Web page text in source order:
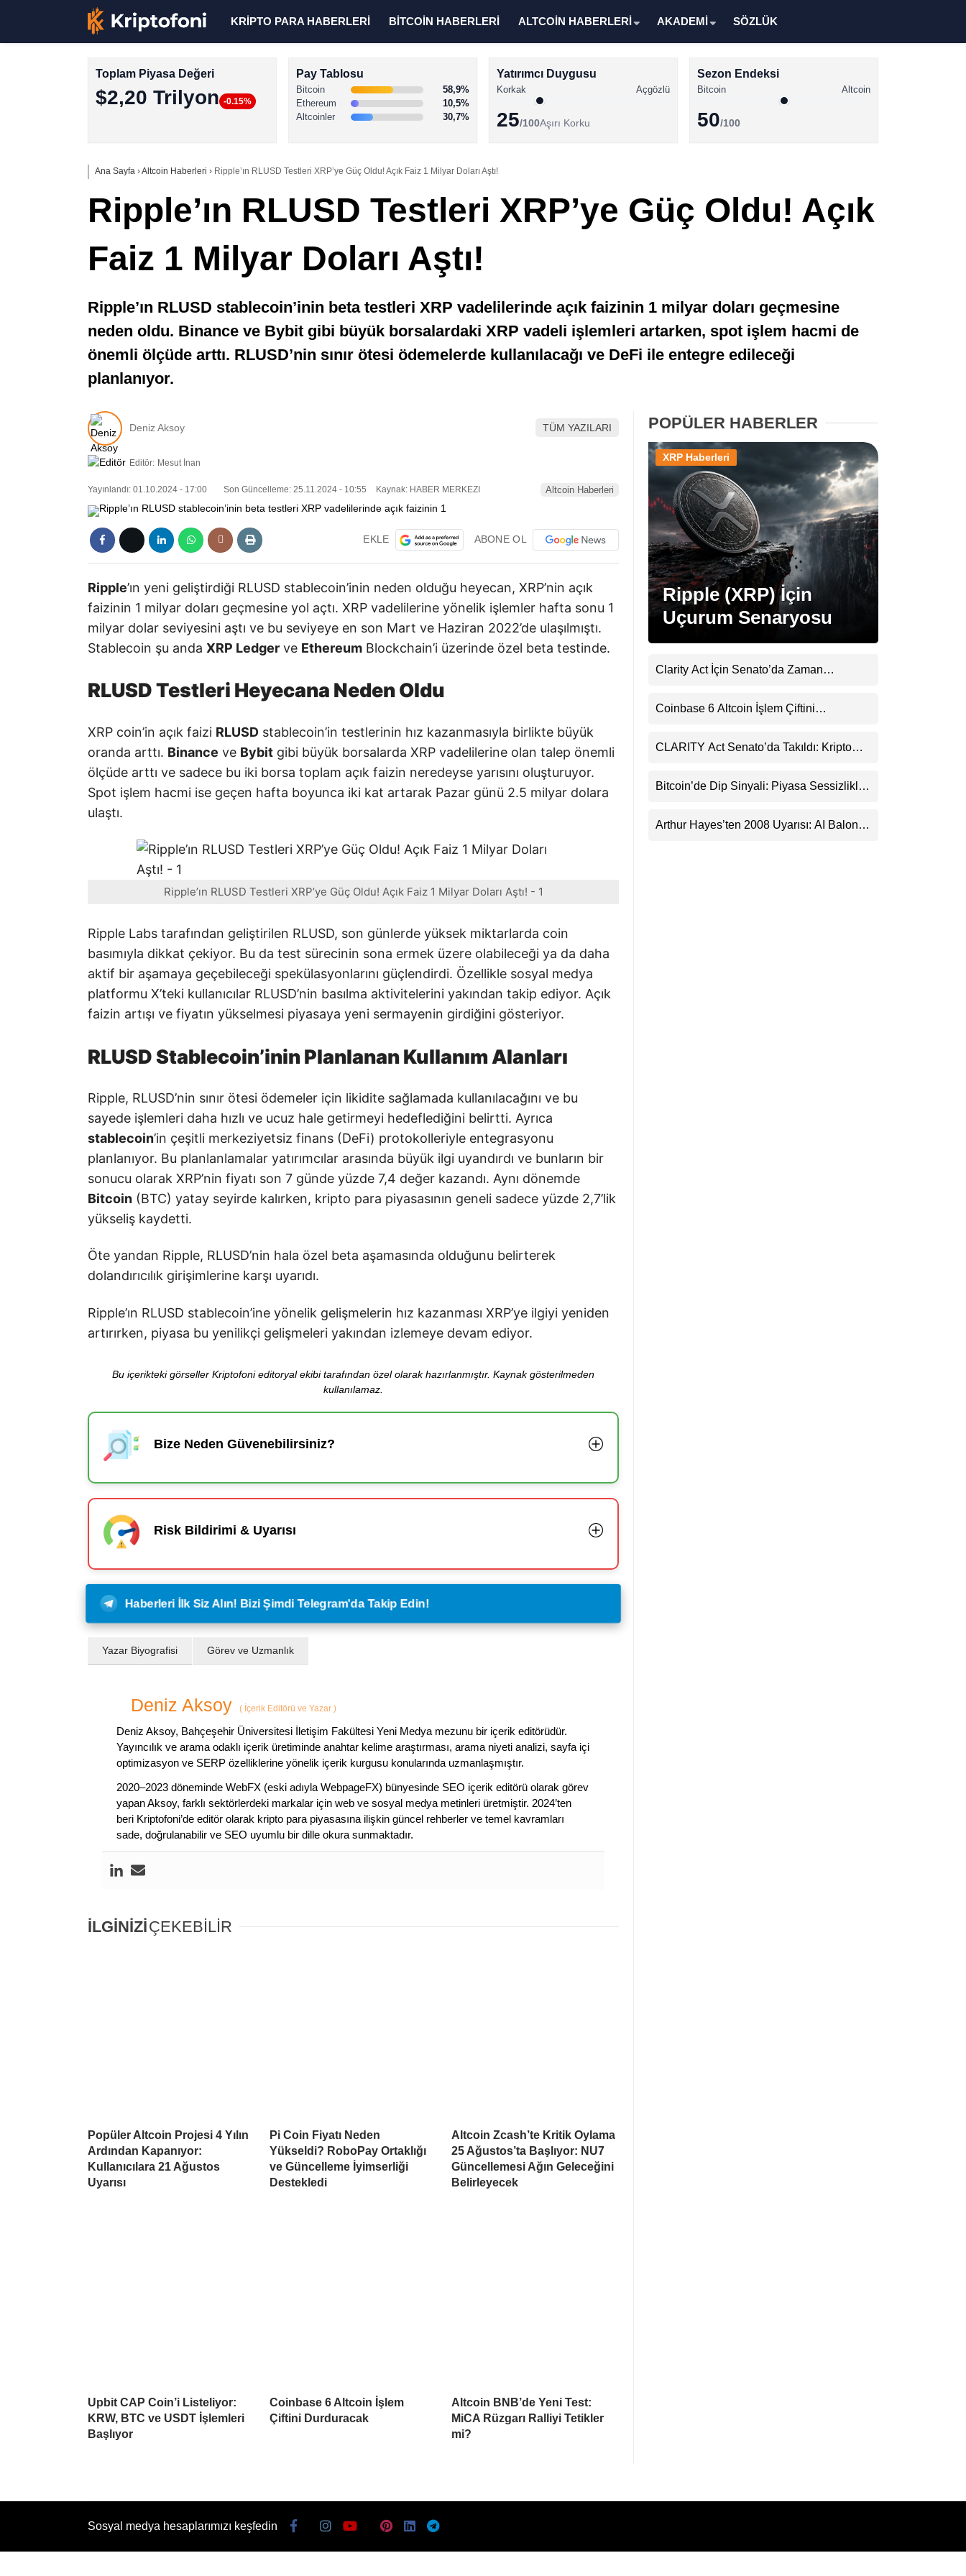
Altcoin Haberleri
Instagram
Youtube
TikTok
KRİPTO PARA HABERLERİ BİTCOİN HABERLERİ ALTCOİN HABERLERİ AKADEMİ SÖZLÜK
Toplam Piyasa Değeri
$2,20 Trilyon -0.15%
Pay Tablosu
Bitcoin
58,9%
Ethereum
10,5%
Altcoinler
30,7%
Yatırımcı Duygusu
Korkak Açgözlü
25/100Aşırı Korku
Sezon Endeksi
Bitcoin Altcoin
50/100
Ana Sayfa ›Altcoin Haberleri › Ripple’ın RLUSD Testleri XRP’ye Güç Oldu! Açık Faiz 1 Milyar Doları Aştı!
Ripple’ın RLUSD Testleri XRP’ye Güç Oldu! Açık
Faiz 1 Milyar Doları Aştı!
Ripple’ın RLUSD stablecoin’inin beta testleri XRP vadelilerinde açık faizinin 1 milyar doları geçmesine
neden oldu. Binance ve Bybit gibi büyük borsalardaki XRP vadeli işlemleri artarken, spot işlem hacmi de
önemli ölçüde arttı. RLUSD’nin sınır ötesi ödemelerde kullanılacağı ve DeFi ile entegre edileceği
planlanıyor.
Deniz Aksoy TÜM YAZILARI
Editör: Mesut İnan
Yayınlandı: 01.10.2024 - 17:00 Son Güncelleme: 25.11.2024 - 10:55 Kaynak: HABER MERKEZI Altcoin Haberleri
EKLE ABONE OL
Ripple’ın yeni geliştirdiği RLUSD stablecoin’inin neden olduğu heyecan, XRP’nin açık
faizinin 1 milyar doları geçmesine yol açtı. XRP vadelilerine yönelik işlemler hafta sonu 1
milyar dolar seviyesini aştı ve bu seviyeye en son Mart ve Haziran 2022’de ulaşılmıştı.
Stablecoin şu anda XRP Ledger ve Ethereum Blockchain’i üzerinde özel beta testinde.
RLUSD Testleri Heyecana Neden Oldu
XRP coin’in açık faizi RLUSD stablecoin’in testlerinin hız kazanmasıyla birlikte büyük
oranda arttı. Binance ve Bybit gibi büyük borsalarda XRP vadelilerine olan talep önemli
ölçüde arttı ve sadece bu iki borsa toplam açık faizin neredeyse yarısını oluşturuyor.
Spot işlem hacmi ise geçen hafta boyunca iki kat artarak Pazar günü 2.5 milyar dolara
ulaştı.
Ripple’ın RLUSD Testleri XRP’ye Güç Oldu! Açık Faiz 1 Milyar Doları Aştı! - 1
Ripple Labs tarafından geliştirilen RLUSD, son günlerde yüksek miktarlarda coin
basımıyla dikkat çekiyor. Bu da test sürecinin sona ermek üzere olabileceği ya da daha
aktif bir aşamaya geçebileceği spekülasyonlarını güçlendirdi. Özellikle sosyal medya
platformu X’teki kullanıcılar RLUSD’nin basılma aktivitelerini yakından takip ediyor. Açık
faizin artışı ve fiyatın yükselmesi piyasaya yeni sermayenin girdiğini gösteriyor.
RLUSD Stablecoin’inin Planlanan Kullanım Alanları
Ripple, RLUSD’nin sınır ötesi ödemeler için likidite sağlamada kullanılacağını ve bu
sayede işlemleri daha hızlı ve ucuz hale getirmeyi hedeflediğini belirtti. Ayrıca
stablecoin’in çeşitli merkeziyetsiz finans (DeFi) protokolleriyle entegrasyonu
planlanıyor. Bu planlanlamalar yatırımcılar arasında büyük ilgi uyandırdı ve bunların bir
sonucu olarak XRP’nin fiyatı son 7 günde yüzde 7,4 değer kazandı. Aynı dönemde
Bitcoin (BTC) yatay seyirde kalırken, kripto para piyasasının geneli sadece yüzde 2,7’lik
yükseliş kaydetti.
Öte yandan Ripple, RLUSD’nin hala özel beta aşamasında olduğunu belirterek
dolandırıcılık girişimlerine karşı uyarıdı.
Ripple’ın RLUSD stablecoin’ine yönelik gelişmelerin hız kazanması XRP’ye ilgiyi yeniden
artırırken, piyasa bu yenilikçi gelişmeleri yakından izlemeye devam ediyor.
Bu içerikteki görseller Kriptofoni editoryal ekibi tarafından özel olarak hazırlanmıştır. Kaynak gösterilmeden
kullanılamaz.
Bize Neden Güvenebilirsiniz?
Risk Bildirimi & Uyarısı
Haberleri İlk Siz Alın! Bizi Şimdi Telegram'da Takip Edin!
Yazar Biyografisi Görev ve Uzmanlık
Deniz Aksoy ( İçerik Editörü ve Yazar )
Deniz Aksoy, Bahçeşehir Üniversitesi İletişim Fakültesi Yeni Medya mezunu bir içerik editörüdür.
Yayıncılık ve arama odaklı içerik üretiminde anahtar kelime araştırması, arama niyeti analizi, sayfa içi
optimizasyon ve SERP özelliklerine yönelik içerik kurgusu konularında uzmanlaşmıştır.
2020–2023 döneminde WebFX (eski adıyla WebpageFX) bünyesinde SEO içerik editörü olarak görev
yapan Aksoy, farklı sektörlerdeki markalar için web ve sosyal medya metinleri üretmiştir. 2024’ten
beri Kriptofoni’de editör olarak kripto para piyasasına ilişkin güncel rehberler ve temel kavramları
sade, doğrulanabilir ve SEO uyumlu bir dille okura sunmaktadır.
İLGİNİZİÇEKEBİLİR
Popüler Altcoin Projesi 4 Yılın
Ardından Kapanıyor:
Kullanıcılara 21 Ağustos
Uyarısı
Pi Coin Fiyatı Neden
Yükseldi? RoboPay Ortaklığı
ve Güncelleme İyimserliği
Destekledi
Altcoin Zcash’te Kritik Oylama
25 Ağustos’ta Başlıyor: NU7
Güncellemesi Ağın Geleceğini
Belirleyecek
Upbit CAP Coin’i Listeliyor:
KRW, BTC ve USDT İşlemleri
Başlıyor
Coinbase 6 Altcoin İşlem
Çiftini Durduracak
Altcoin BNB’de Yeni Test:
MiCA Rüzgarı Ralliyi Tetikler
mi?
POPÜLER HABERLER
Ripple (XRP) İçin
Uçurum Senaryosu
XRP Haberleri
Clarity Act İçin Senato’da Zaman
Coinbase 6 Altcoin İşlem Çiftini
CLARITY Act Senato’da Takıldı: Kripto
Bitcoin’de Dip Sinyali: Piyasa Sessizlikle
Arthur Hayes’ten 2008 Uyarısı: AI Balonu
Sosyal medya hesaplarımızı keşfedin